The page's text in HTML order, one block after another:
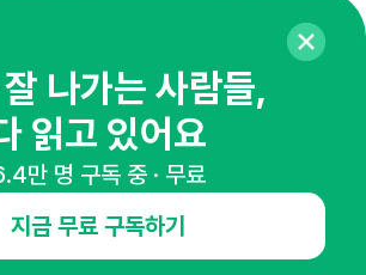
나가는 사람들,
읽고 있어요
만 명 구독 중 · 무료
지금 무료 구독하기